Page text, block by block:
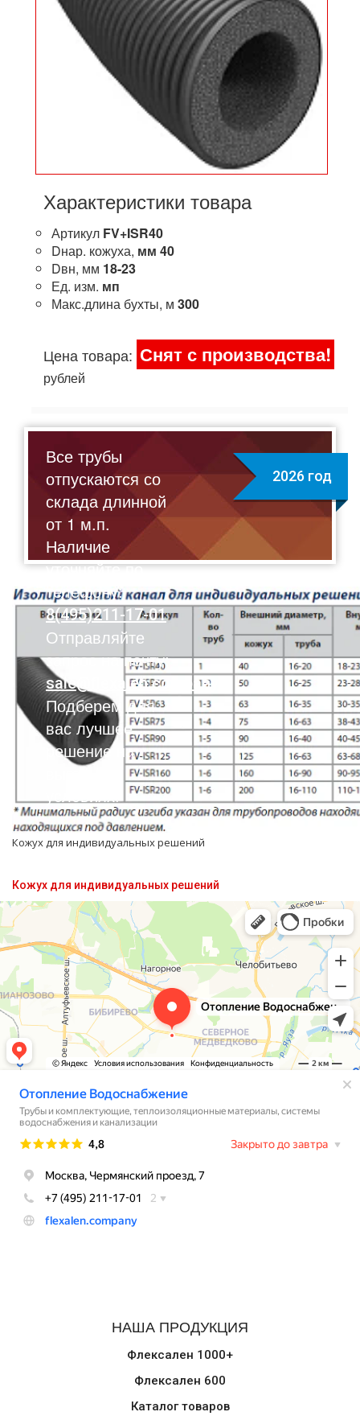
Характеристики товара
Артикул FV+ISR40
Dнар. кожуха, мм 40
Dвн, мм 18-23
Ед. изм. мп
Макс.длина бухты, м 300
Цена товара: Снят с производства!
рублей
Все трубы
отпускаются со
склада длинной
от 1 м.п.
Наличие
уточняйте по
телефону:
8(495)211-17-01
Отправляйте
запрос на почту:
sale@flexalen.company
Подберем для
вас лучшее
решение на
выгодных
условиях!
2026 год
Кожух для индивидуальных решений
Кожух для индивидуальных решений
НАША ПРОДУКЦИЯ
Флексален 1000+
Флексален 600
Каталог товаров